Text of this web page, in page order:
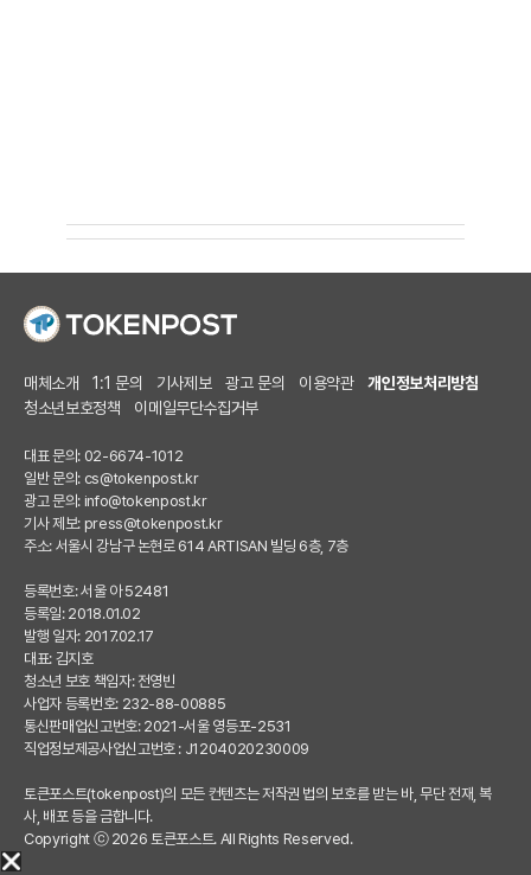
매체소개 1:1 문의 기사제보 광고 문의 이용약관
개인정보처리방침
청소년보호정책
이메일무단수집거부
대표 문의: 02-6674-1012
일반 문의: cs@tokenpost.kr
광고 문의: info@tokenpost.kr
기사 제보: press@tokenpost.kr
주소: 서울시 강남구 논현로 614 ARTISAN 빌딩 6층, 7층
등록번호: 서울 아 52481
등록일: 2018.01.02
발행 일자: 2017.02.17
대표: 김지호
청소년 보호 책임자: 전영빈
사업자 등록번호: 232-88-00885
통신판매업신고번호: 2021-서울 영등포-2531
직업정보제공사업신고번호 : J1204020230009
토큰포스트(tokenpost)의 모든 컨텐츠는 저작권 법의 보호를 받는 바, 무단 전재, 복
사, 배포 등을 금합니다.
Copyright ⓒ 2026 토큰포스트. All Rights Reserved.